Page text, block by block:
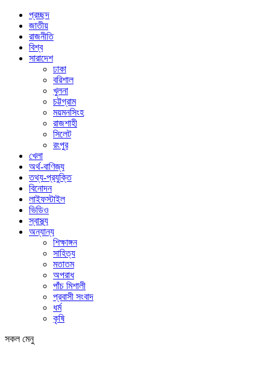
প্রচ্ছদ
জাতীয়
রাজনীতি
বিশ্ব
সারাদেশ
ঢাকা
বরিশাল
খুলনা
চট্টগ্রাম
ময়মনসিংহ
রাজশাহী
সিলেট
রংপুর
খেলা
অর্থ-বাণিজ্য
তথ্য-প্রযুক্তি
বিনোদন
লাইফস্টাইল
ভিডিও
স্বাস্থ্য
অন্যান্য
শিক্ষাঙ্গন
সাহিত্য
মতাতম
অপরাধ
পাঁচ মিশালী
প্রবাসী সংবাদ
ধর্ম
কৃষি
সকল মেনু